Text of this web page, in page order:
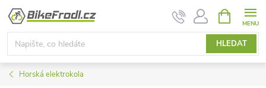
Přejít
obsah
HLEDAT
NÁKUPNÍ
KOŠÍK
Horská elektrokola